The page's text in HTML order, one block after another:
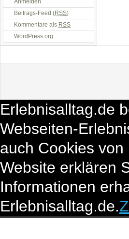
Anmelden
Beitrags-Feed (RSS)
Kommentare als RSS
WordPress.org
Erlebnisalltag.de
Webseiten-
auch Cookies
Website erklären
Informationen
Erlebnisalltag.de.